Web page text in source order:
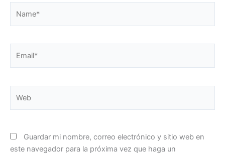
Guardar mi nombre, correo electrónico y sitio web en
este navegador para la próxima vez que haga un